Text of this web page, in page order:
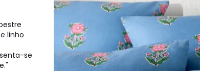
linho
se